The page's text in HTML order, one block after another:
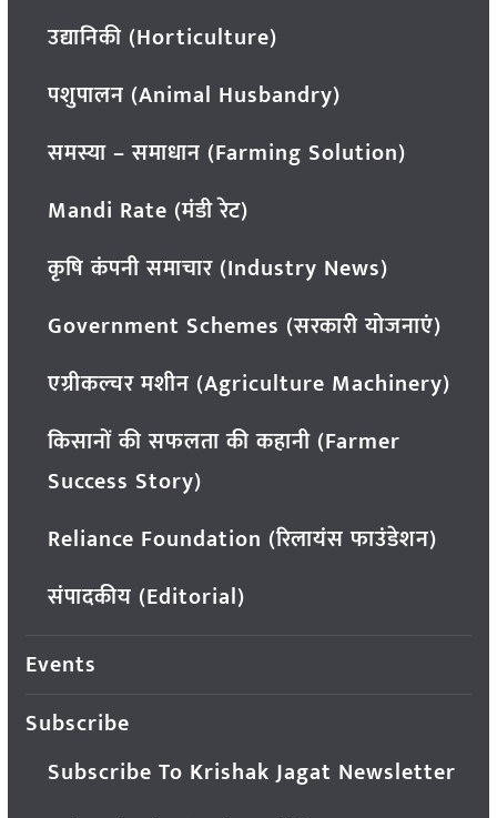
उद्यानिकी (Horticulture)
पशुपालन (Animal Husbandry)
समस्या – समाधान (Farming Solution)
Mandi Rate (मंडी रेट)
कृषि कंपनी समाचार (Industry News)
Government Schemes (सरकारी योजनाएं)
एग्रीकल्चर मशीन (Agriculture Machinery)
किसानों की सफलता की कहानी (Farmer
Success Story)
Reliance Foundation (रिलायंस फाउंडेशन)
संपादकीय (Editorial)
Events
Subscribe
Subscribe To Krishak Jagat Newsletter